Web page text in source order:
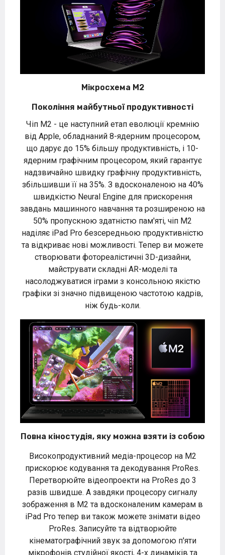
Мікросхема М2
Покоління майбутньої продуктивності
Чіп M2 - це наступний етап еволюції кремнію
від Apple, обладнаний 8-ядерним процесором,
що дарує до 15% більшу продуктивність, і 10-
ядерним графічним процесором, який гарантує
надзвичайно швидку графічну продуктивність,
збільшивши її на 35%. З вдосконаленою на 40%
швидкістю Neural Engine для прискорення
завдань машинного навчання та розширеною на
50% пропускною здатністю пам'яті, чіп M2
наділяє iPad Pro безсередньою продуктивністю
та відкриває нові можливості. Тепер ви можете
створювати фотореалістичні 3D-дизайни,
майструвати складні AR-моделі та
насолоджуватися іграми з консольною якістю
графіки зі значно підвищеною частотою кадрів,
ніж будь-коли.
Повна кіностудія, яку можна взяти із собою
Високопродуктивний медіа-процесор на M2
прискорює кодування та декодування ProRes.
Перетворюйте відеопроекти на ProRes до 3
разів швидше. А завдяки процесору сигналу
зображення в M2 та вдосконаленим камерам в
iPad Pro тепер ви також можете знімати відео
ProRes. Записуйте та відтворюйте
кінематографічний звук за допомогою п'яти
мікрофонів студійної якості, 4-х динаміків та